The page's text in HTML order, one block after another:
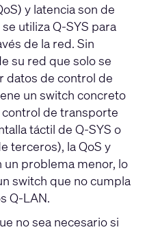
y latencia son de
utiliza Q-SYS para
de la red. Sin
su red que solo se
datos de control de
un switch concreto
de transporte
táctil de Q-SYS o
terceros), la QoS y
un problema menor, lo
switch que no cumpla
Q-LAN.
no sea necesario si